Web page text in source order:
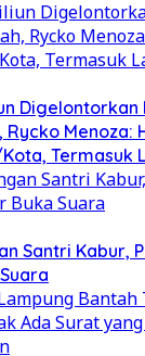
Digelontorkan
Rycko Menoza:
Termasuk
Santri Kabur,